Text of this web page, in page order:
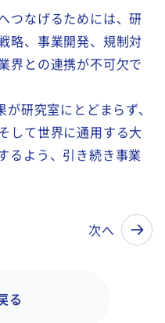
つなげるためには、研
略、事業開発、規制対
界との連携が不可欠で
研究室にとどまらず、
して世界に通用する大
るよう、引き続き事業
る
次へ